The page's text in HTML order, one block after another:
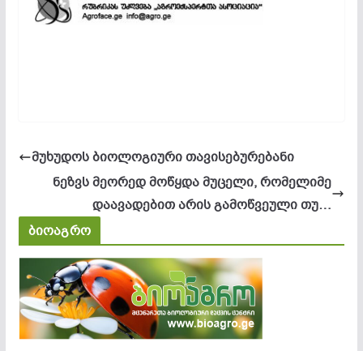
მუხუდოს ბიოლოგიური თავისებურებანი
ნეზვს მეორედ მოწყდა მუცელი, რომელიმე
დაავადებით არის გამოწვეული თუ…
ბიოაგრო